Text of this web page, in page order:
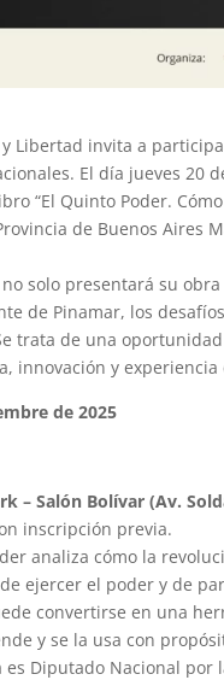
Libertad invita a
El día jueves 20
“El Quinto Poder.
de Buenos Aires
solo presentará su
de Pinamar, los
trata de una
innovación y experiencia
de 2025
– Salón Bolívar (Av.
inscripción previa.
analiza cómo la
ejercer el poder y de
convertirse en una
y se la usa con
es Diputado Nacional